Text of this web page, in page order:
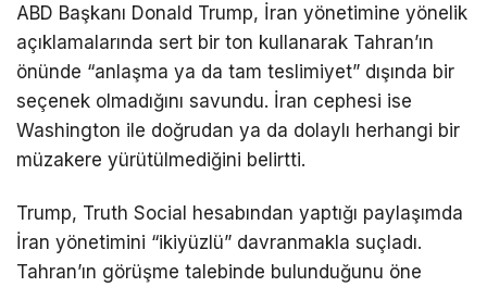
ABD Başkanı Donald Trump, İran yönetimine yönelik
açıklamalarında sert bir ton kullanarak Tahran’ın
önünde “anlaşma ya da tam teslimiyet” dışında bir
seçenek olmadığını savundu. İran cephesi ise
Washington ile doğrudan ya da dolaylı herhangi bir
müzakere yürütülmediğini belirtti.
Trump, Truth Social hesabından yaptığı paylaşımda
İran yönetimini “ikiyüzlü” davranmakla suçladı.
Tahran’ın görüşme talebinde bulunduğunu öne